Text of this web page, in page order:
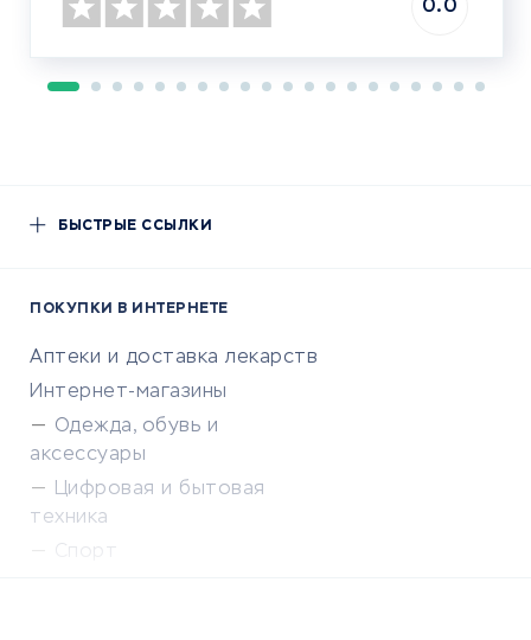
0.0
БЫСТРЫЕ ССЫЛКИ
ПОКУПКИ В ИНТЕРНЕТЕ
Аптеки и доставка лекарств
Интернет-магазины
Одежда, обувь и
аксессуары
Цифровая и бытовая
техника
Спорт